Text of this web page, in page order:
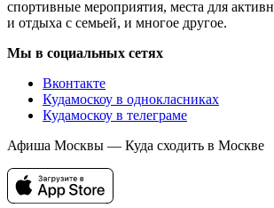
спортивные мероприятия, места для
и отдыха с семьей, и многое другое.
Мы в социальных сетях
Вконтакте
Кудамоскоу в однокласниках
Кудамоскоу в телеграме
Афиша Москвы — Куда сходить в Москве